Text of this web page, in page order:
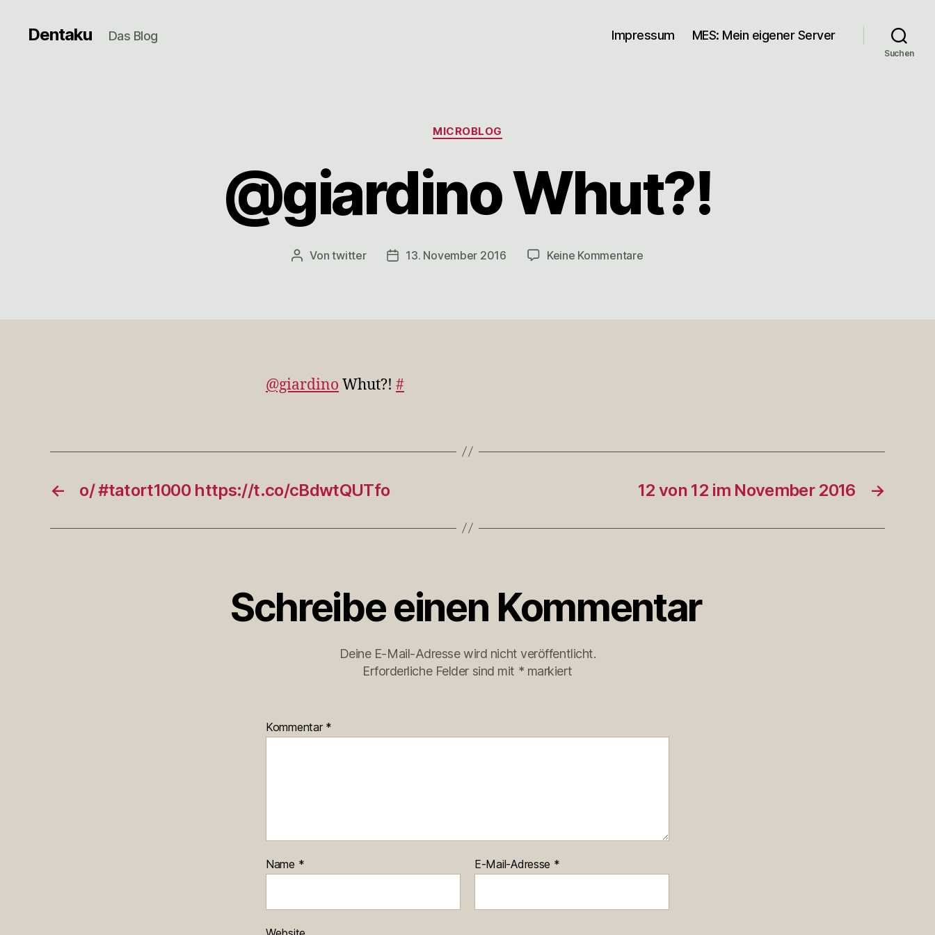
Dentaku Das Blog Impressum MES: Mein eigener Server
Suchen
Kategorien
MICROBLOG
@giardino Whut?!
Beitragsautor
Vontwitter Veröffentlichungsdatum
13. November 2016 Keine Kommentarezu
@giardino Whut?! #
← o/ #tatort1000 https://t.co/cBdwtQUTfo →
12 von 12 im November 2016
Schreibe einen Kommentar
Deine E-Mail-Adresse wird nicht veröffentlicht.
Erforderliche Felder sind mit * markiert
Kommentar *
Name * E-Mail-Adresse *